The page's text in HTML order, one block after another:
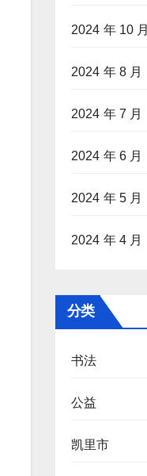
2024 年 10 月
2024 年 8 月
2024 年 7 月
2024 年 6 月
2024 年 5 月
2024 年 4 月
分类
书法
公益
凯里市